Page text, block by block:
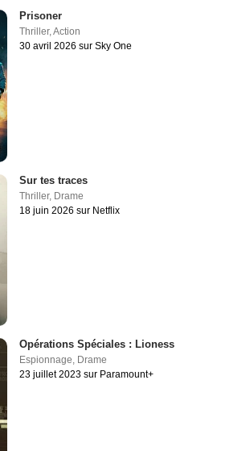
Prisoner
Thriller,Action
30 avril 2026 sur Sky One
Sur tes traces
Thriller, Drame
18 juin 2026 sur Netflix
Opérations Spéciales : Lioness
Espionnage, Drame
23 juillet 2023 sur Paramount+